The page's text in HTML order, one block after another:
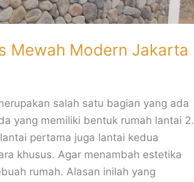
Mewah Modern Jakarta
salah satu bagian yang ada
yang memiliki bentuk rumah lantai 2.
pertama juga lantai kedua
khusus. Agar menambah estetika
rumah. Alasan inilah yang